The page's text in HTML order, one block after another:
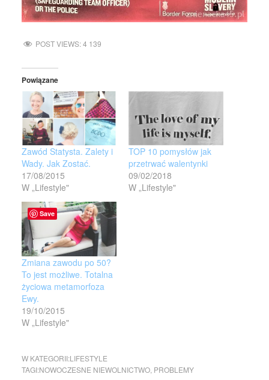
POST VIEWS:4 139
Powiązane
Zawód Statysta. Zalety i
Wady. Jak Zostać.
17/08/2015
W „Lifestyle"
TOP 10 pomysłów jak
przetrwać walentynki
09/02/2018
W „Lifestyle"
Zmiana zawodu po 50?
To jest możliwe. Totalna
życiowa metamorfoza
Ewy.
19/10/2015
W „Lifestyle"
W KATEGORII:LIFESTYLE
TAGI:NOWOCZESNE NIEWOLNICTWO, PROBLEMY
Save